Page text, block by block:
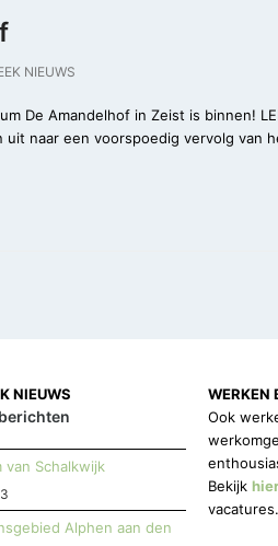
NIEUWS
De Amandelhof in Zeist is binnen!
naar een voorspoedig vervolg van
NIEUWS
van Schalkwijk
Alphen aan den
WERKEN
Ook
Bekijk hier
vacatures.